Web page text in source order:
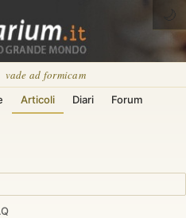
vade ad formicam
Articoli Diari Forum
🌙